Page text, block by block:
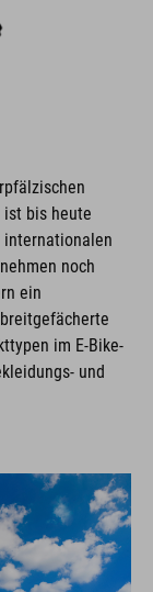
bis heute
internationalen
noch
ein
im E-Bike-
und